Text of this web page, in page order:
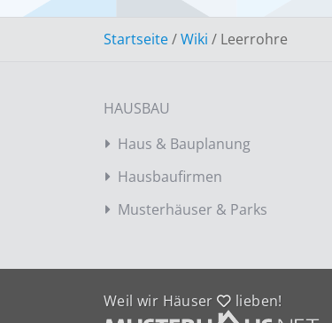
Startseite/Wiki / Leerrohre
HAUSBAU
Haus & Bauplanung
Hausbaufirmen
Musterhäuser & Parks
Weil wir Häuser
lieben!